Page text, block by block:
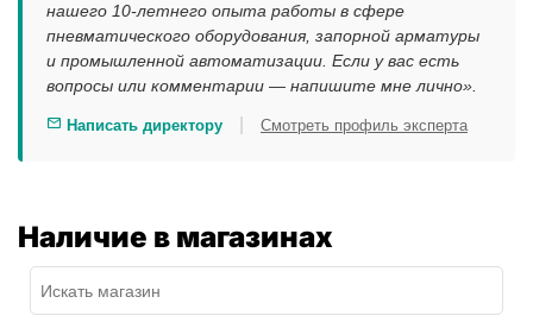
нашего 10-летнего опыта работы в сфере
пневматического оборудования, запорной арматуры
и промышленной автоматизации. Если у вас есть
вопросы или комментарии — напишите мне лично».
Написать директору Смотреть профиль эксперта
Наличие в магазинах